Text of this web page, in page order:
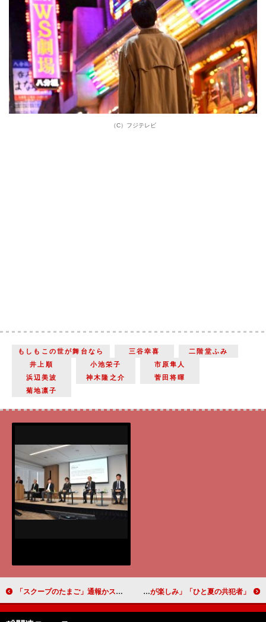
（C）フジテレビ
もしもこの世が舞台なら 三谷幸喜
二階堂ふみ
井上順
小池栄子
市原隼人
浜辺美波
神木隆之介
菅田将暉
菊地凛子
「スクープのたまご」通報かスクープか…週刊誌記者が直面 「『週刊千石』はいいチーム」「人脈と信頼が大切」 「ひと夏の共犯者」最終回 巧巳と眞希の恋が「はかなくて切ない」 「橋本将生くんの成長が見られた」「特別編が楽しみ」